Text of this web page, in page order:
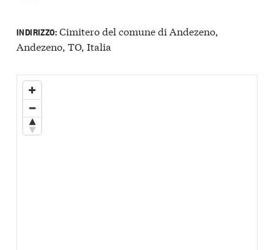
INDIRIZZO:Cimitero del comune di Andezeno,
Andezeno, TO, Italia